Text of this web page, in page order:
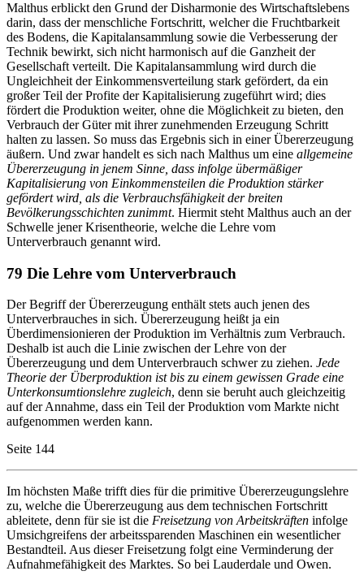
Malthus erblickt den Grund der Disharmonie des Wirtschaftslebens
darin, dass der menschliche Fortschritt, welcher die Fruchtbarkeit
des Bodens, die Kapitalansammlung sowie die Verbesserung der
Technik bewirkt, sich nicht harmonisch auf die Ganzheit der
Gesellschaft verteilt. Die Kapitalansammlung wird durch die
Ungleichheit der Einkommensverteilung stark gefördert, da ein
großer Teil der Profite der Kapitalisierung zugeführt wird; dies
fördert die Produktion weiter, ohne die Möglichkeit zu bieten, den
Verbrauch der Güter mit ihrer zunehmenden Erzeugung Schritt
halten zu lassen. So muss das Ergebnis sich in einer Übererzeugung
äußern. Und zwar handelt es sich nach Malthus um eine allgemeine
Übererzeugung in jenem Sinne, dass infolge übermäßiger
Kapitalisierung von Einkommensteilen die Produktion stärker
gefördert wird, als die Verbrauchsfähigkeit der breiten
Bevölkerungsschichten zunimmt. Hiermit steht Malthus auch an der
Schwelle jener Krisentheorie, welche die Lehre vom
Unterverbrauch genannt wird.
79 Die Lehre vom Unterverbrauch
Der Begriff der Übererzeugung enthält stets auch jenen des
Unterverbrauches in sich. Übererzeugung heißt ja ein
Überdimensionieren der Produktion im Verhältnis zum Verbrauch.
Deshalb ist auch die Linie zwischen der Lehre von der
Übererzeugung und dem Unterverbrauch schwer zu ziehen. Jede
Theorie der Überproduktion ist bis zu einem gewissen Grade eine
Unterkonsumtionslehre zugleich, denn sie beruht auch gleichzeitig
auf der Annahme, dass ein Teil der Produktion vom Markte nicht
aufgenommen werden kann.
Seite 144
Im höchsten Maße trifft dies für die primitive Übererzeugungslehre
zu, welche die Übererzeugung aus dem technischen Fortschritt
ableitete, denn für sie ist die Freisetzung von Arbeitskräften infolge
Umsichgreifens der arbeitssparenden Maschinen ein wesentlicher
Bestandteil. Aus dieser Freisetzung folgt eine Verminderung der
Aufnahmefähigkeit des Marktes. So bei Lauderdale und Owen.